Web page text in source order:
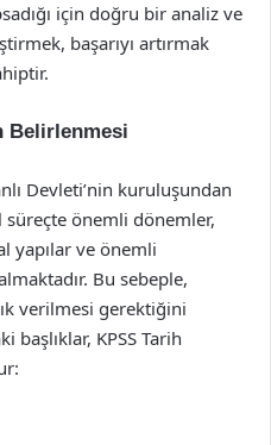
için doğru bir analiz ve
başarıyı artırmak
Belirlenmesi
Devleti’nin kuruluşundan
önemli dönemler,
yapılar ve önemli
Bu sebeple,
verilmesi gerektiğini
başlıklar, KPSS Tarih